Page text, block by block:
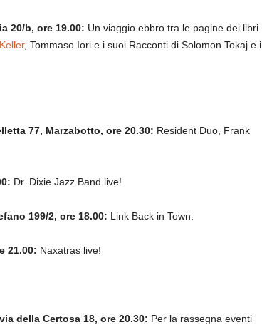
20/b, ore 19.00: Un viaggio ebbro tra le pagine dei libri
, Tommaso Iori e i suoi Racconti di Solomon Tokaj e i
77, Marzabotto, ore 20.30: Resident Duo, Frank
Dr. Dixie Jazz Band live!
199/2, ore 18.00: Link Back in Town.
21.00: Naxatras live!
della Certosa 18, ore 20.30: Per la rassegna eventi